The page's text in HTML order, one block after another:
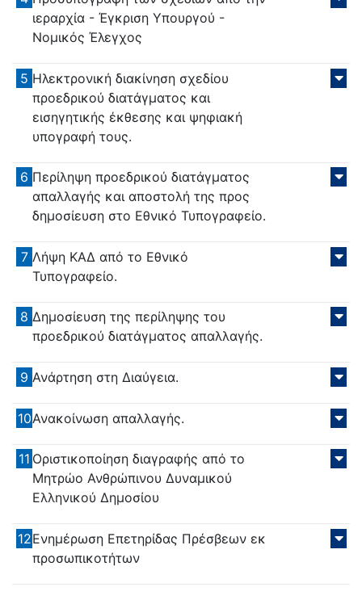
ιεραρχία - Έγκριση Υπουργού -
Νομικός Έλεγχος
5 Ηλεκτρονική διακίνηση σχεδίου
προεδρικού διατάγματος και
εισηγητικής έκθεσης και ψηφιακή
υπογραφή τους.
6 Περίληψη προεδρικού διατάγματος
απαλλαγής και αποστολή της προς
δημοσίευση στο Εθνικό Τυπογραφείο.
7 Λήψη ΚΑΔ από το Εθνικό
Τυπογραφείο.
8 Δημοσίευση της περίληψης του
προεδρικού διατάγματος απαλλαγής.
9 Ανάρτηση στη Διαύγεια.
10Ανακοίνωση απαλλαγής.
11 Οριστικοποίηση διαγραφής από το
Μητρώο Ανθρώπινου Δυναμικού
Ελληνικού Δημοσίου
12Ενημέρωση Επετηρίδας Πρέσβεων εκ
προσωπικοτήτων